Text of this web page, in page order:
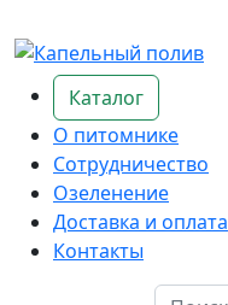
Каталог
О питомнике
Сотрудничество
Озеленение
Доставка и оплата
Контакты